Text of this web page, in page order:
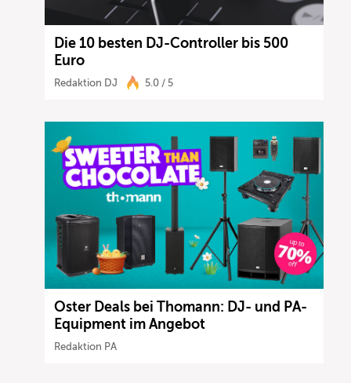
Die 10 besten DJ-Controller bis 500
Euro
Redaktion DJ 5.0 / 5
Oster Deals bei Thomann: DJ- und PA-
Equipment im Angebot
Redaktion PA